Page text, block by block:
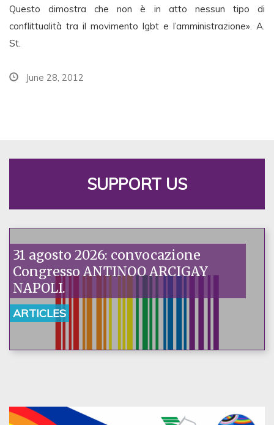
Questo dimostra che non è in atto nessun tipo di
conflittualità tra il movimento lgbt e l’amministrazione». A.
St.
June 28, 2012
SUPPORT US
31 agosto 2026: convocazione
Congresso ANTINOO ARCIGAY
NAPOLI.
ARTICLES